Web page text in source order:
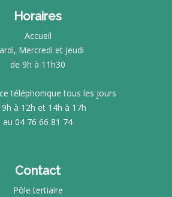
Horaires
Accueil
Mercredi et Jeudi
de 9h à 11h30
téléphonique tous les jours
9h à 12h et 14h à 17h
au 04 76 66 81 74
Contact
Pôle tertiaire